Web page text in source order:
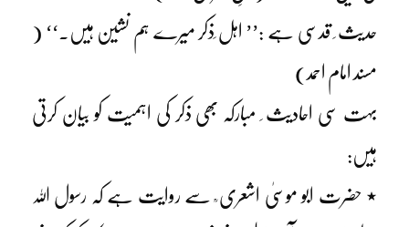
حدیث ِ قدسی ہے :’’ اہل ِذکر میرے ہم نشین ہیں۔‘‘ (
مسند امام احمد)
بہت سی احادیث ِ مبارکہ بھی ذکر کی اہمیت کو بیان کرتی
ہیں:
٭ حضرت ابو موسیٰ اشعری ؒ سے روایت ہے کہ رسول اللہ